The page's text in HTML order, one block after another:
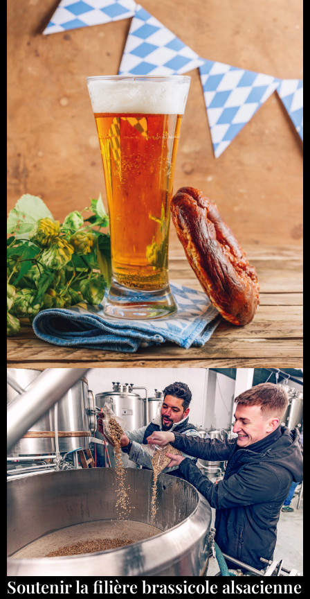
Soutenir la filière brassicole alsacienne